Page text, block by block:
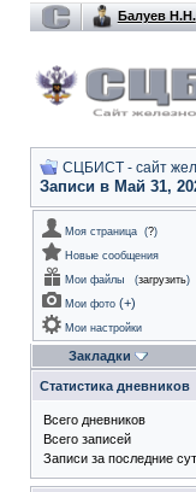
Балуев Н.Н.
СЦБИСТ - сайт
Записи в Май 31,
Моя страница (?)
Новые сообщения
Мои файлы
(загрузить)
Мои фото (+)
Мои настройки
Закладки
Статистика дневников
Всего дневников
Всего записей
Записи за последние